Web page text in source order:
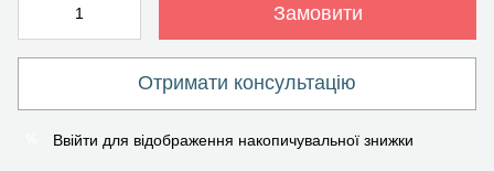
Замовити
Отримати консультацію
Ввійти для відображення накопичувальної знижки